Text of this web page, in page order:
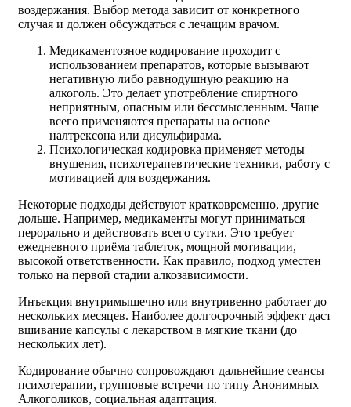
воздержания. Выбор метода зависит от конкретного
случая и должен обсуждаться с лечащим врачом.
Медикаментозное кодирование проходит с
использованием препаратов, которые вызывают
негативную либо равнодушную реакцию на
алкоголь. Это делает употребление спиртного
неприятным, опасным или бессмысленным. Чаще
всего применяются препараты на основе
налтрексона или дисульфирама.
Психологическая кодировка применяет методы
внушения, психотерапевтические техники, работу с
мотивацией для воздержания.
Некоторые подходы действуют кратковременно, другие
дольше. Например, медикаменты могут приниматься
перорально и действовать всего сутки. Это требует
ежедневного приёма таблеток, мощной мотивации,
высокой ответственности. Как правило, подход уместен
только на первой стадии алкозависимости.
Инъекция внутримышечно или внутривенно работает до
нескольких месяцев. Наиболее долгосрочный эффект даст
вшивание капсулы с лекарством в мягкие ткани (до
нескольких лет).
Кодирование обычно сопровождают дальнейшие сеансы
психотерапии, групповые встречи по типу Анонимных
Алкоголиков, социальная адаптация.